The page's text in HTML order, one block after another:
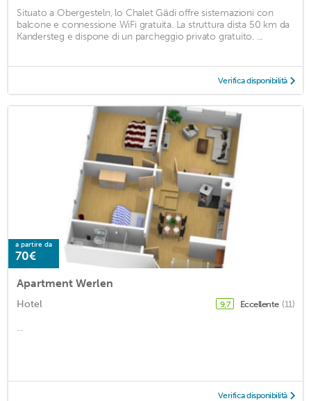
Situato a Obergesteln, lo Chalet Gädi offre sistemazioni con
balcone e connessione WiFi gratuita. La struttura dista 50 km da
Kandersteg e dispone di un parcheggio privato gratuito. ...
Verifica disponibilità
a partire da
70€
Apartment Werlen
Hotel 9,7 Eccellente (11)
...
Verifica disponibilità